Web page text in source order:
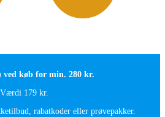
køb for min. 280 kr.
Værdi 179 kr.
rabatkoder eller prøvepakker.